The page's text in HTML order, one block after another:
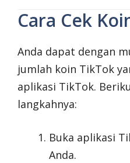
Cara Cek
Anda dapat dengan
jumlah koin TikTok
aplikasi TikTok.
langkahnya:
Buka aplikasi
Anda.